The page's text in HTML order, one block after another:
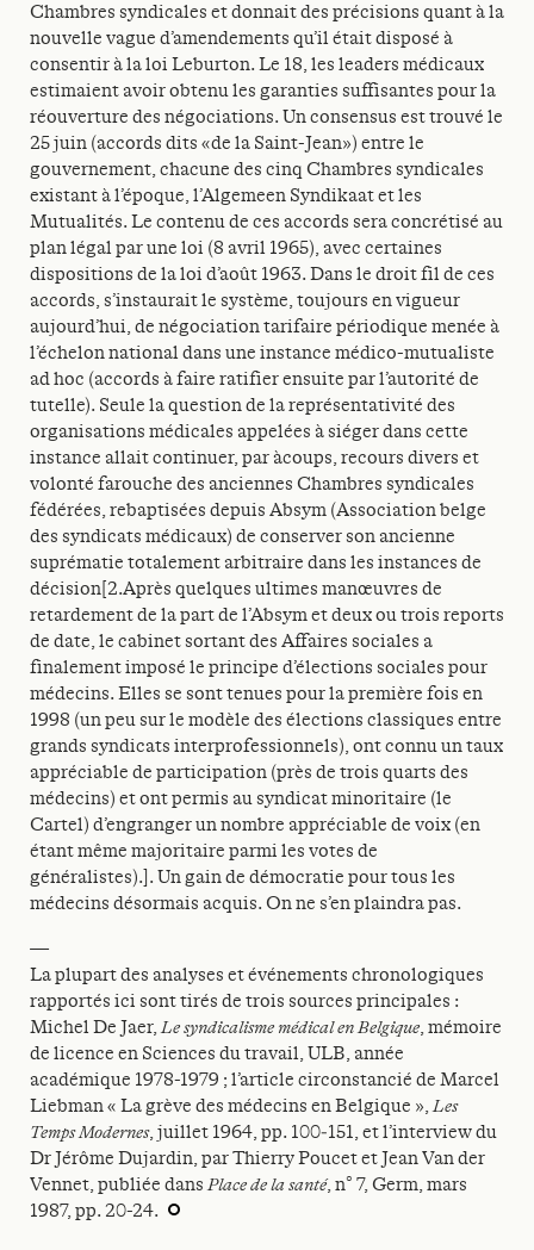
Chambres syndicales et donnait des précisions quant à la
nouvelle vague d’amendements qu’il était disposé à
consentir à la loi Leburton. Le 18, les leaders médicaux
estimaient avoir obtenu les garanties suffisantes pour la
réouverture des négociations. Un consensus est trouvé le
25 juin (accords dits «de la Saint-Jean») entre le
gouvernement, chacune des cinq Chambres syndicales
existant à l’époque, l’Algemeen Syndikaat et les
Mutualités. Le contenu de ces accords sera concrétisé au
plan légal par une loi (8 avril 1965), avec certaines
dispositions de la loi d’août 1963. Dans le droit fil de ces
accords, s’instaurait le système, toujours en vigueur
aujourd’hui, de négociation tarifaire périodique menée à
l’échelon national dans une instance médico-mutualiste
ad hoc (accords à faire ratifier ensuite par l’autorité de
tutelle). Seule la question de la représentativité des
organisations médicales appelées à siéger dans cette
instance allait continuer, par àcoups, recours divers et
volonté farouche des anciennes Chambres syndicales
fédérées, rebaptisées depuis Absym (Association belge
des syndicats médicaux) de conserver son ancienne
suprématie totalement arbitraire dans les instances de
décision[2.Après quelques ultimes manœuvres de
retardement de la part de l’Absym et deux ou trois reports
de date, le cabinet sortant des Affaires sociales a
finalement imposé le principe d’élections sociales pour
médecins. Elles se sont tenues pour la première fois en
1998 (un peu sur le modèle des élections classiques entre
grands syndicats interprofessionnels), ont connu un taux
appréciable de participation (près de trois quarts des
médecins) et ont permis au syndicat minoritaire (le
Cartel) d’engranger un nombre appréciable de voix (en
étant même majoritaire parmi les votes de
généralistes).]. Un gain de démocratie pour tous les
médecins désormais acquis. On ne s’en plaindra pas.
—
La plupart des analyses et événements chronologiques
rapportés ici sont tirés de trois sources principales :
Michel De Jaer,Le syndicalisme médical en Belgique, mémoire
de licence en Sciences du travail, ULB, année
académique 1978-1979 ; l’article circonstancié de Marcel
Liebman « La grève des médecins en Belgique »,Les
Temps Modernes, juillet 1964, pp. 100‑151, et l’interview du
Dr Jérôme Dujardin, par Thierry Poucet et Jean Van der
Vennet, publiée dansPlace de la santé, n° 7, Germ, mars
1987, pp. 20-24.